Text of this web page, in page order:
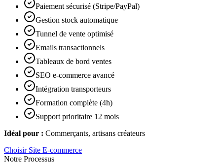
Paiement sécurisé (Stripe/PayPal)
Gestion stock automatique
Tunnel de vente optimisé
Emails transactionnels
Tableaux de bord ventes
SEO e-commerce avancé
Intégration transporteurs
Formation complète (4h)
Support prioritaire 12 mois
Idéal pour : Commerçants, artisans créateurs
Choisir Site E-commerce
Notre Processus